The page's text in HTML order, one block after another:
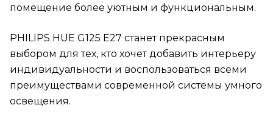
помещение более уютным и функциональным.
PHILIPS HUE G125 E27 станет прекрасным
выбором для тех, кто хочет добавить интерьеру
индивидуальности и воспользоваться всеми
преимуществами современной системы умного
освещения.